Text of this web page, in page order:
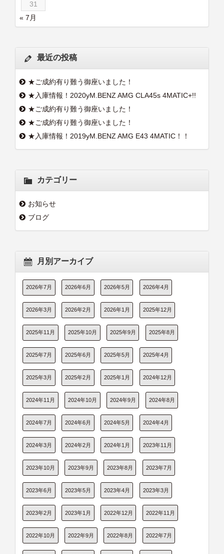
31
« 7月
最近の投稿
★ご成約有り難う御座いました！
★入庫情報！2020yM.BENZ AMG CLA45s 4MATIC+!!
★ご成約有り難う御座いました！
★ご成約有り難う御座いました！
★入庫情報！2019yM.BENZ AMG E43 4MATIC！！
カテゴリー
お知らせ
ブログ
月別アーカイブ
2026年7月 2026年6月 2026年5月 2026年4月
2026年3月 2026年2月 2026年1月 2025年12月
2025年11月 2025年10月 2025年9月 2025年8月
2025年7月 2025年6月 2025年5月 2025年4月
2025年3月 2025年2月 2025年1月 2024年12月
2024年11月 2024年10月 2024年9月 2024年8月
2024年7月 2024年6月 2024年5月 2024年4月
2024年3月 2024年2月 2024年1月 2023年11月
2023年10月 2023年9月 2023年8月 2023年7月
2023年6月 2023年5月 2023年4月 2023年3月
2023年2月 2023年1月 2022年12月 2022年11月
2022年10月 2022年9月 2022年8月 2022年7月